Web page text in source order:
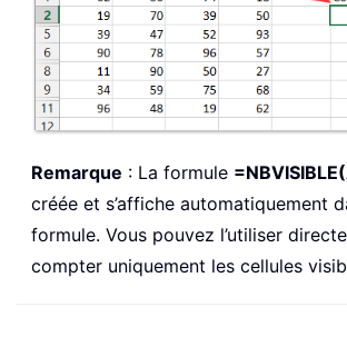
Remarque : La formule
créée et s’affiche automatiquement
formule. Vous pouvez l’utiliser
compter uniquement les cellules